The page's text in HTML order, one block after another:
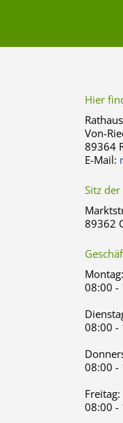
Hier
Von-
89364
E-Mail:
Sitz
89362
Montag:
08:00 -
08:00 -
08:00 -
Freitag:
08:00 -